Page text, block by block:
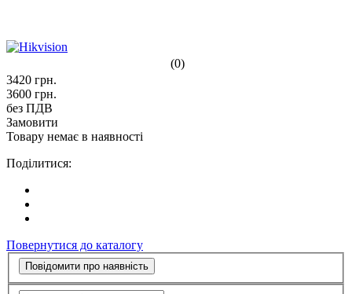
(0)
3420 грн.
3600 грн.
без ПДВ
Замовити
Товару немає в наявності
Поділитися:
Повернутися до каталогу
Повідомити про наявність